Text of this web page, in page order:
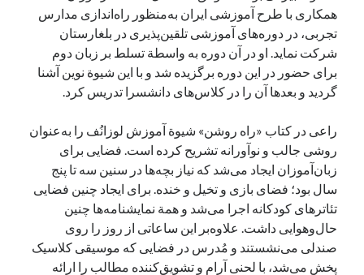
همکاری با طرح آموزشی ایران به‌منظور راه‌اندازی مدارس
تجربی، در دوره‌های آموزشی تلقین‌پذیری در بلغارستان
شرکت نماید. او در آن دوره به واسطة تسلط بر زبان دوم
برای حضور در این دوره برگزیده شد و با این شیوة‌ نوین آشنا
گردید و بعدها آن را در کلاس‌های دانشسرا تدریس کرد.
راعی در کتاب «راه روشن» شیوة آموزش لوزانُف را به‌عنوان
روشی جالب و نوآورانه تشریح کرده است. فضایی برای
زبان‌آموزان ایجاد می‌شد که نیاز بچه‌ها در سنین سه تا پنج
سال بود؛ فضای بازی و تخیل و خنده. برای ایجاد چنین فضایی
تئاترهای کودکانه اجرا می‌شد و همة نمایشنامه‌ها چنین
حال‌وهوایی داشت. علاوه‌بر این ساعاتی از روز را روی
صندلی می‌نشستند و مُدرس در فضایی که موسیقی کلاسیک
پخش می‌شد، با لحنی آرام و تشویق‌کننده مطالب را ارائه